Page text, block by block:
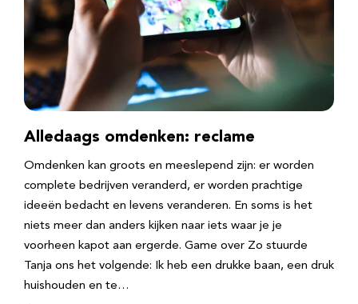
Alledaags omdenken: reclame
Omdenken kan groots en meeslepend zijn: er worden
complete bedrijven veranderd, er worden prachtige
ideeën bedacht en levens veranderen. En soms is het
niets meer dan anders kijken naar iets waar je je
voorheen kapot aan ergerde. Game over Zo stuurde
Tanja ons het volgende: Ik heb een drukke baan, een druk
huishouden en te…